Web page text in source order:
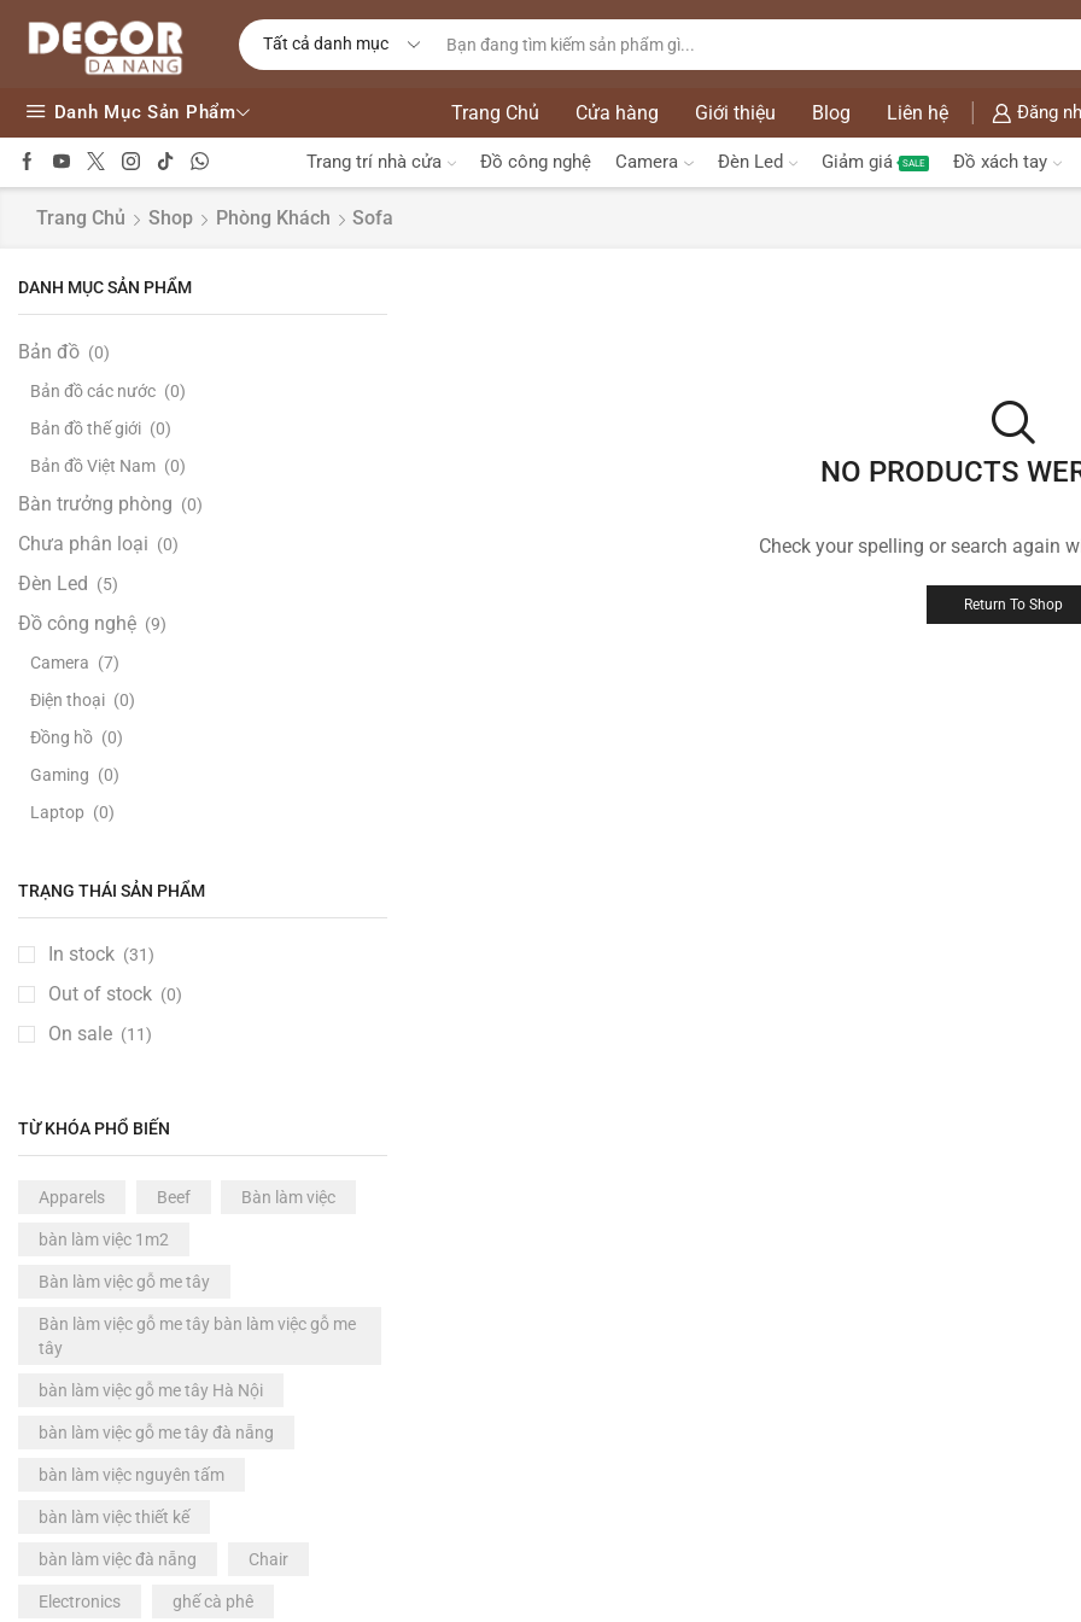
Danh Mục Sản Phẩm Trang Chủ Cửa hàng Giới thiệu Blog Liên hệ Đăng
Trang trí nhà cửa Đồ công nghệ Camera Đèn Led Giảm giá SALE Đồ xách tay
Trang Chủ Shop Phòng Khách Sofa
NO PRODUCTS
Check your spelling or search again
Return To Shop
DANH MỤC SẢN PHẨM
Bản đồ (0)
Bản đồ các nước (0)
Bản đồ thế giới (0)
Bản đồ Việt Nam (0)
Bàn trưởng phòng (0)
Chưa phân loại (0)
Đèn Led (5)
Đồ công nghệ (9)
Camera (7)
Điện thoại (0)
Đồng hồ (0)
Gaming (0)
Laptop (0)
Máy tính PC
(1)
TV & Màn hình (8)
Đồ Handmade (1)
Đồ thanh lý (5)
Đồ xách tay (11)
Ghế ăn
(0)
Ghế ăn dặm (0)
Ghế bar (0)
Ghế cà phê (1)
Ghế dài & đôn
(0)
Ghế Ghỗ Cao Su
Ghế gỗ me tây
(1)
(0)
Khuyến mãi
Nhà thông minh (0)
TRẠNG THÁI SẢN PHẨM
In stock (31)
Out of stock (0)
On sale (11)
TỪ KHÓA PHỔ BIẾN
Apparels Beef Bàn làm việc
bàn làm việc 1m2
Bàn làm việc gỗ me tây
Bàn làm việc gỗ me tây bàn làm việc gỗ me
tây
bàn làm việc gỗ me tây Hà Nội
bàn làm việc gỗ me tây đà nẵng
bàn làm việc nguyên tấm
bàn làm việc thiết kế
bàn làm việc đà nẵng Chair
Electronics ghế cà phê